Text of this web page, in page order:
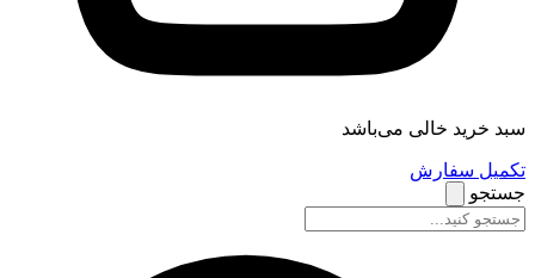
سبد خرید خالی می‌باشد
تکمیل سفارش
جستجو